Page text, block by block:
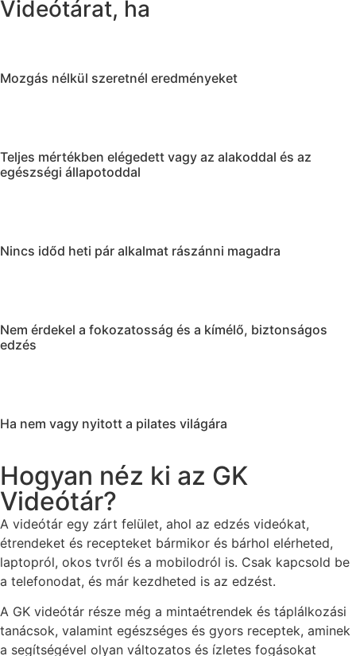
Videótárat, ha
Mozgás nélkül szeretnél eredményeket
Teljes mértékben elégedett vagy az alakoddal és az
egészségi állapotoddal
Nincs időd heti pár alkalmat rászánni magadra
Nem érdekel a fokozatosság és a kímélő, biztonságos
edzés
Ha nem vagy nyitott a pilates világára
Hogyan néz ki az GK
Videótár?
A videótár egy zárt felület, ahol az edzés videókat,
étrendeket és recepteket bármikor és bárhol elérheted,
laptopról, okos tvről és a mobilodról is. Csak kapcsold be
a telefonodat, és már kezdheted is az edzést.
A GK videótár része még a mintaétrendek és táplálkozási
tanácsok, valamint egészséges és gyors receptek, aminek
a segítségével olyan változatos és ízletes fogásokat